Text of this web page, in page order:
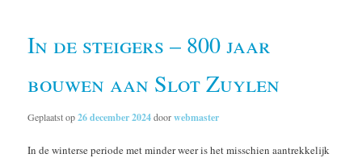
In de steigers – 800 jaar
bouwen aan Slot Zuylen
Geplaatst op26 december 2024doorwebmaster
In de winterse periode met minder weer is het misschien aantrekkelijk